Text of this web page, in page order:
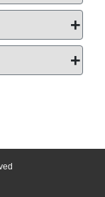
+
+